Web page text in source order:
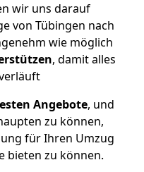
wir uns darauf
von Tübingen nach
wie möglich
, damit alles
Angebote, und
zu können,
für Ihren Umzug
bieten zu können.